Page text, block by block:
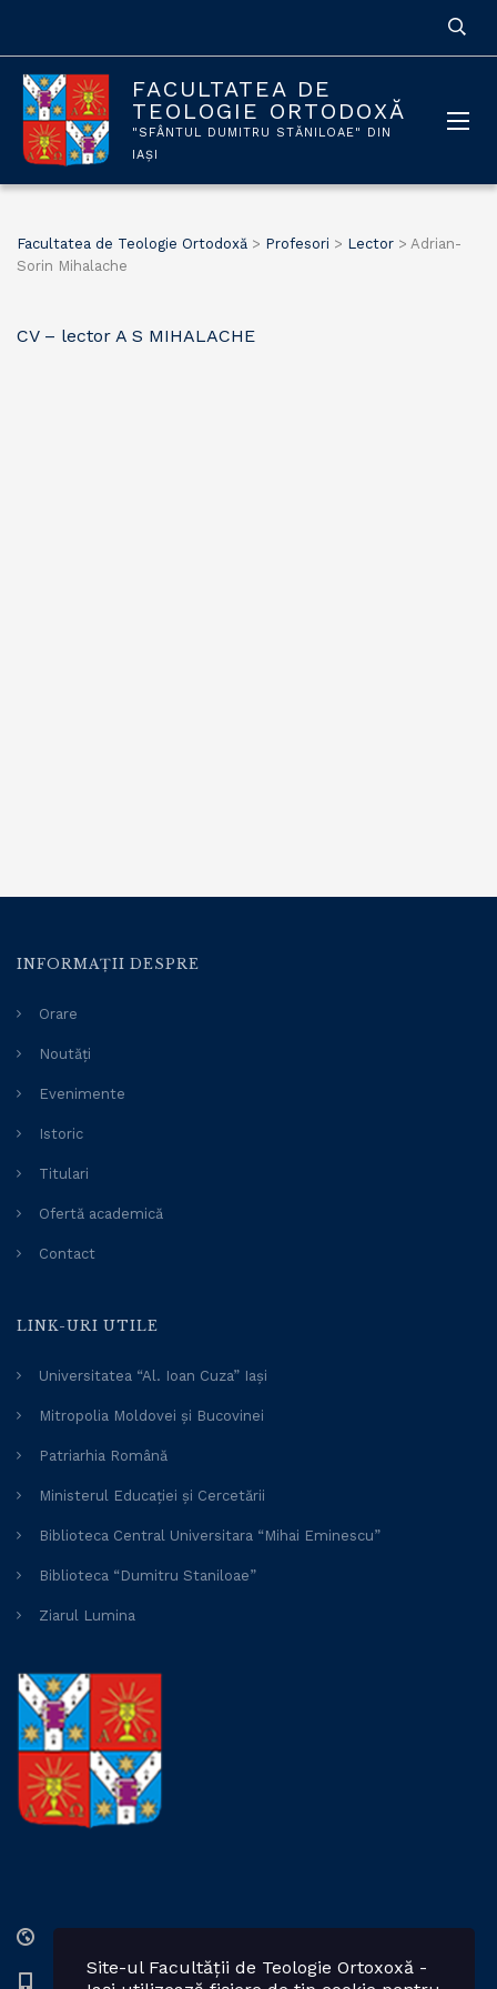
FACULTATEA DE
TEOLOGIE ORTODOXĂ
"SFÂNTUL DUMITRU STĂNILOAE" DIN
IAȘI
Facultatea de Teologie Ortodoxă > Profesori > Lector > Adrian-
Sorin Mihalache
CV – lector A S MIHALACHE
INFORMAȚII DESPRE
Orare
Noutăți
Evenimente
Istoric
Titulari
Ofertă academică
Contact
LINK-URI UTILE
Universitatea “Al. Ioan Cuza” Iași
Mitropolia Moldovei și Bucovinei
Patriarhia Română
Ministerul Educației și Cercetării
Biblioteca Central Universitara “Mihai Eminescu”
Biblioteca “Dumitru Staniloae”
Ziarul Lumina
0232 201328; 0232 201102 int. 2424, 2423, 2425
Site-ul Facultății de Teologie Ortoxoxă -